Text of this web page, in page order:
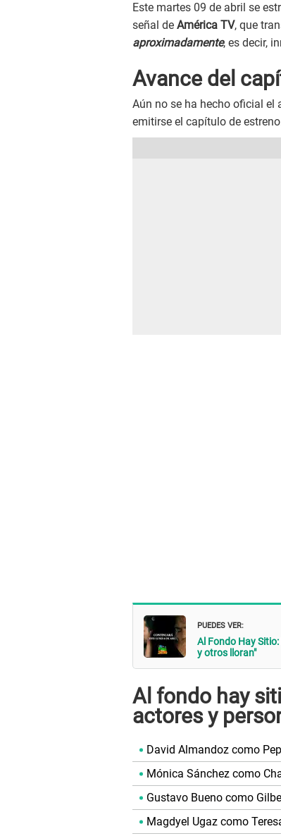
Este martes 09 de abril se
señal de América TV, que
aproximadamente, es decir,
Avance del
Aún no se ha hecho oficial el
emitirse el capítulo de
PUEDES VER:
Al Fondo Hay
y otros lloran"
Al fondo hay
actores y
David Almandoz como
Mónica Sánchez como
Gustavo Bueno como
Magdyel Ugaz como